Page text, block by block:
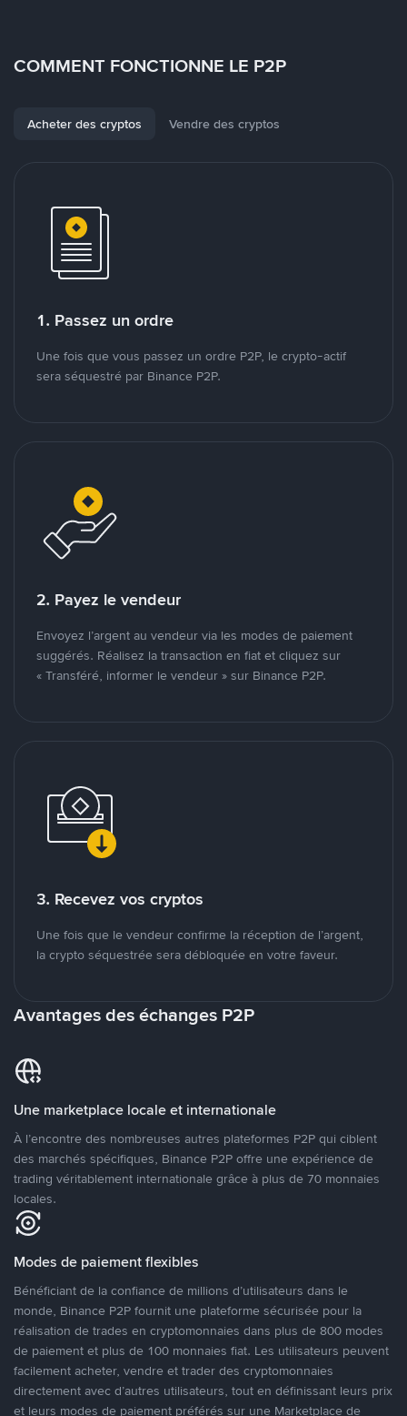
COMMENT FONCTIONNE LE P2P
Acheter des cryptos Vendre des cryptos
1. Passez un ordre
Une fois que vous passez un ordre P2P, le crypto-actif
sera séquestré par Binance P2P.
2. Payez le vendeur
Envoyez l’argent au vendeur via les modes de paiement
suggérés. Réalisez la transaction en fiat et cliquez sur
« Transféré, informer le vendeur » sur Binance P2P.
3. Recevez vos cryptos
Une fois que le vendeur confirme la réception de l’argent,
la crypto séquestrée sera débloquée en votre faveur.
Avantages des échanges P2P
Une marketplace locale et internationale
À l’encontre des nombreuses autres plateformes P2P qui ciblent
des marchés spécifiques, Binance P2P offre une expérience de
trading véritablement internationale grâce à plus de 70 monnaies
locales.
Modes de paiement flexibles
Bénéficiant de la confiance de millions d’utilisateurs dans le
monde, Binance P2P fournit une plateforme sécurisée pour la
réalisation de trades en cryptomonnaies dans plus de 800 modes
de paiement et plus de 100 monnaies fiat. Les utilisateurs peuvent
facilement acheter, vendre et trader des cryptomonnaies
directement avec d’autres utilisateurs, tout en définissant leurs prix
et leurs modes de paiement préférés sur une Marketplace de